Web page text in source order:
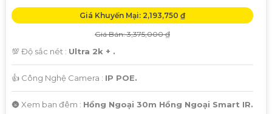
Giá Khuyến Mại: 2,193,750 ₫
Giá Bán: 3,375,000 ₫
💯 Độ sắc nét : Ultra 2k + .
👍 Công Nghệ Camera : IP POE.
🌚 Xem ban đêm : Hồng Ngoại 30m Hồng Ngoại Smart IR.